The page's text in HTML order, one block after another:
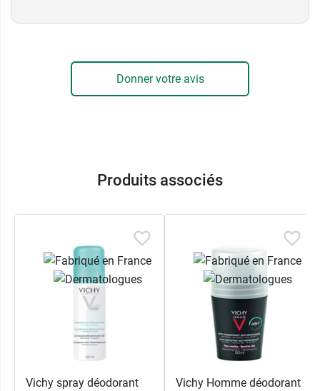
Donner votre avis
Produits associés
Vichy spray déodorant
Vichy Homme déodorant